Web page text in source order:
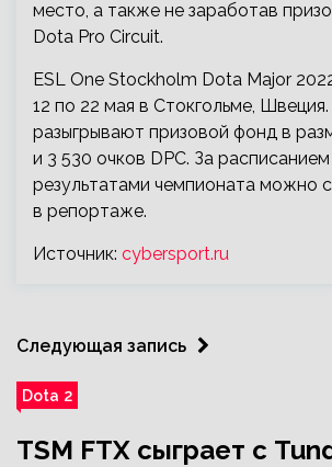
место, а также не заработав
Dota Pro Circuit.
ESL One Stockholm Dota Major
12 по 22 мая в Стокгольме,
разыгрывают призовой фонд в
и 3 530 очков DPC. За расписанием
результатами чемпионата можно
в репортаже.
Источник: cybersport.ru
Следующая запись
Dota 2
TSM FTX сыграет с